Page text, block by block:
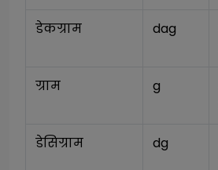
डेकग्राम dag
ग्राम g
डेसिग्राम dg